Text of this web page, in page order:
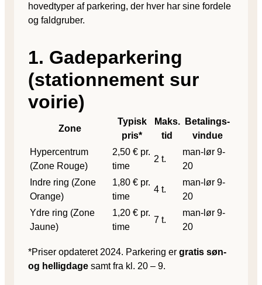
hovedtyper af parkering, der hver har sine fordele
og faldgruber.
1. Gadeparkering
(stationnement sur
voirie)
Zone
Typisk
pris*
Maks.
tid
Betalings­
vindue
Hypercentrum
(Zone Rouge)
2,50 € pr.
time
2 t.
man-lør 9-
20
Indre ring (Zone
Orange)
1,80 € pr.
time
4 t.
man-lør 9-
20
Ydre ring (Zone
Jaune)
1,20 € pr.
time
7 t.
man-lør 9-
20
*Priser opdateret 2024. Parkering er gratis søn-
og helligdage samt fra kl. 20 – 9.